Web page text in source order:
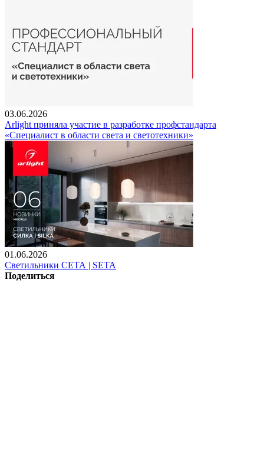
03.06.2026
Arlight приняла участие в разработке профстандарта
«Специалист в области света и светотехники»
01.06.2026
Светильники СЕТА | SETA
Поделиться